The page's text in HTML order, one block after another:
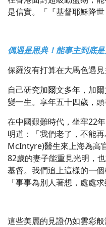
是信實。「『基督耶穌降
偶遇是恩典！能事主到底
保羅沒有打算在大馬色遇
自己研究加爾文多年，加
變一生。享年五十四歲，
在中國艱難時代，坐牢22
明道：「我們老了，不能
McIntyre)醫生來上海為高
82歲的妻子能重見光明，
基督。我們追上這樣的一
「事事為別人著想，處處
這些美麗的見證仍如雲彩